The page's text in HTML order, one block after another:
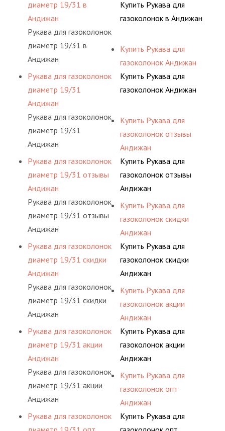
диаметр 19/31 в
Андижан
Рукава для газоколонок
диаметр 19/31 в
Андижан
Рукава для газоколонок
диаметр 19/31
Андижан
Рукава для газоколонок
диаметр 19/31
Андижан
Рукава для газоколонок
диаметр 19/31 отзывы
Андижан
Рукава для газоколонок
диаметр 19/31 отзывы
Андижан
Рукава для газоколонок
диаметр 19/31 скидки
Андижан
Рукава для газоколонок
диаметр 19/31 скидки
Андижан
Рукава для газоколонок
диаметр 19/31 акции
Андижан
Рукава для газоколонок
диаметр 19/31 акции
Андижан
Рукава для газоколонок
Купить Рукава для
газоколонок в Андижан
Купить Рукава для
газоколонок Андижан
Купить Рукава для
газоколонок Андижан
Купить Рукава для
газоколонок отзывы
Андижан
Купить Рукава для
газоколонок отзывы
Андижан
Купить Рукава для
газоколонок скидки
Андижан
Купить Рукава для
газоколонок скидки
Андижан
Купить Рукава для
газоколонок акции
Андижан
Купить Рукава для
газоколонок акции
Андижан
Купить Рукава для
газоколонок опт
Андижан
Купить Рукава для